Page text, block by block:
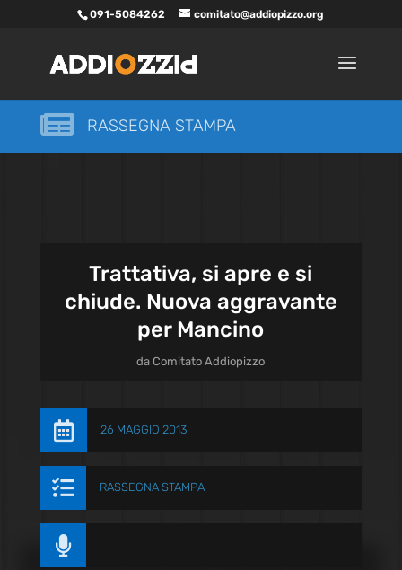
091-5084262 comitato@addiopizzo.org
 RASSEGNA STAMPA
Trattativa, si apre e si
chiude. Nuova aggravante
per Mancino
daComitato Addiopizzo
 26 MAGGIO 2013
 RASSEGNA STAMPA
